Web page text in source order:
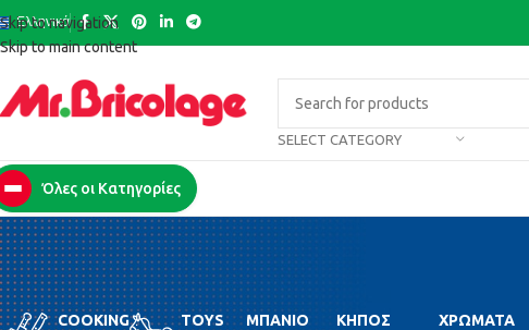
Skip to navigation
Skip to main content
Ελληνικά
SELECT CATEGORY
Όλες οι Κατηγορίες
COOKING
TOYS
ΜΠΆΝΙΟ
ΚΉΠΟΣ
ΧΡΏΜΑΤΑ